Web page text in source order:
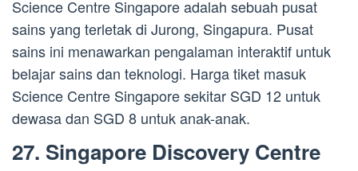
Science Centre Singapore adalah sebuah pusat
sains yang terletak di Jurong, Singapura. Pusat
sains ini menawarkan pengalaman interaktif untuk
belajar sains dan teknologi. Harga tiket masuk
Science Centre Singapore sekitar SGD 12 untuk
dewasa dan SGD 8 untuk anak-anak.
27. Singapore Discovery Centre